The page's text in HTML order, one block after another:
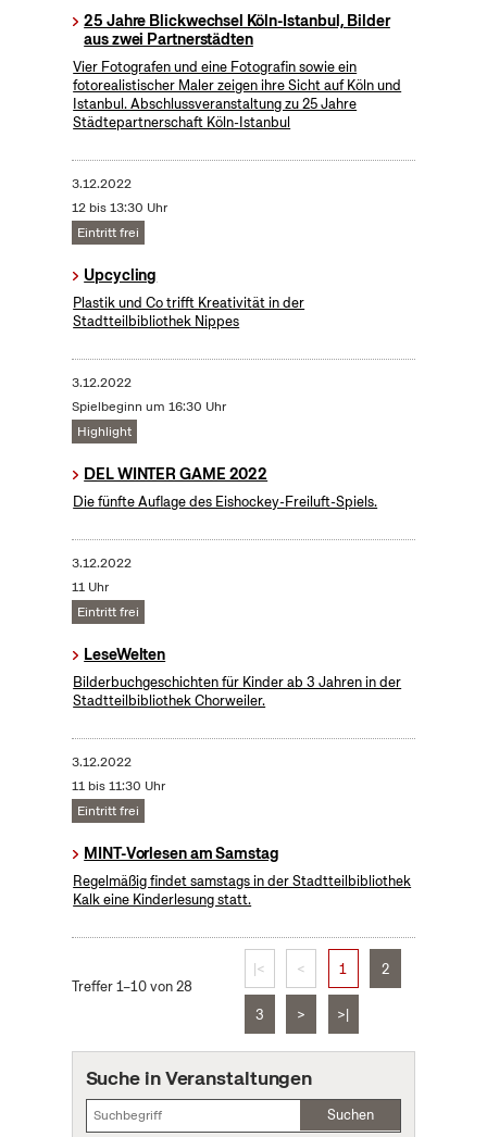
25 Jahre Blickwechsel Köln-Istanbul, Bilder
aus zwei Partnerstädten
Vier Fotografen und eine Fotografin sowie ein
fotorealistischer Maler zeigen ihre Sicht auf Köln und
Istanbul. Abschlussveranstaltung zu 25 Jahre
Städtepartnerschaft Köln-Istanbul
3.12.2022
12 bis 13:30 Uhr
Eintritt frei
Upcycling
Plastik und Co trifft Kreativität in der
Stadtteilbibliothek Nippes
3.12.2022
Spielbeginn um 16:30 Uhr
Highlight
DEL WINTER GAME 2022
Die fünfte Auflage des Eishockey-Freiluft-Spiels.
3.12.2022
11 Uhr
Eintritt frei
LeseWelten
Bilderbuchgeschichten für Kinder ab 3 Jahren in der
Stadtteilbibliothek Chorweiler.
3.12.2022
11 bis 11:30 Uhr
Eintritt frei
MINT-Vorlesen am Samstag
Regelmäßig findet samstags in der Stadtteilbibliothek
Kalk eine Kinderlesung statt.
Treffer 1–10 von 28
|< < 1 2
3 > >|
Suche in Veranstaltungen
Suchen